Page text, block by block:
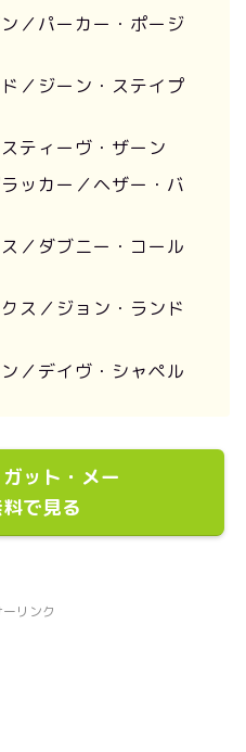
／パーカー・ポージ
／ジーン・ステイプ
ティーヴ・ザーン
ッカー／ヘザー・バ
／ダブニー・コール
ス／ジョン・ランド
／デイヴ・シャペル
ット・メー
で見る
リンク